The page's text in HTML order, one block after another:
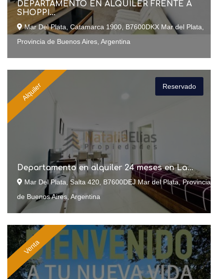
DEPARTAMENTO EN ALQUILER FRENTE A
SHOPPI...
Mar Del Plata, Catamarca 1900, B7600DKX Mar del Plata,
Provincia de Buenos Aires, Argentina
Alquiler Reservado
Departamento en alquiler 24 meses en La...
Mar Del Plata, Salta 420, B7600DEJ Mar del Plata, Provincia
de Buenos Aires, Argentina
Venta